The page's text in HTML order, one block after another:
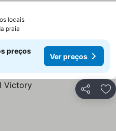
locaisVer preços
praia
preços
Ver preços
Partilhar